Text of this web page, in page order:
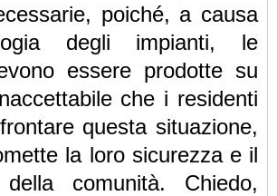
poiché, a causa
degli impianti, le
essere prodotte su
che i residenti
questa situazione,
la loro sicurezza e il
della comunità. Chiedo,